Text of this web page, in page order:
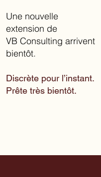
Une nouvelle
extension de
VB Consulting arrivent
bientôt.
Discrète pour l’instant.
Prête très bientôt.